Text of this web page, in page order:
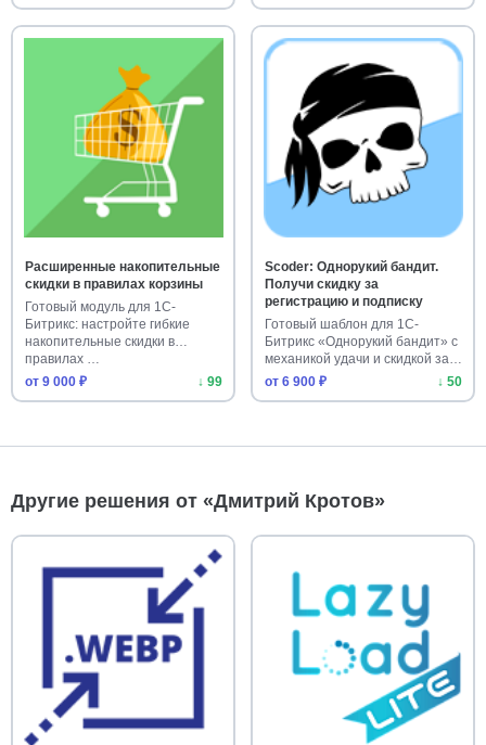
Расширенные накопительные
скидки в правилах корзины
Готовый модуль для 1С-
Битрикс: настройте гибкие
накопительные скидки в
правилах …
от 9 000 ₽
↓ 99
Scoder: Однорукий бандит.
Получи скидку за
регистрацию и подписку
Готовый шаблон для 1С-
Битрикс «Однорукий бандит» с
механикой удачи и скидкой за
…
от 6 900 ₽ ↓ 50
Другие решения от «Дмитрий Кротов»